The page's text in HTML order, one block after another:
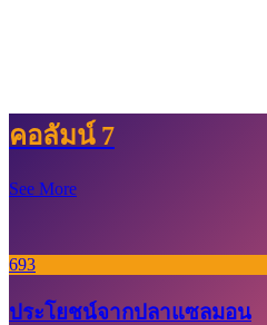
คอลัมน์ 7
See More
693
ประโยชน์จากปลาแซลมอน